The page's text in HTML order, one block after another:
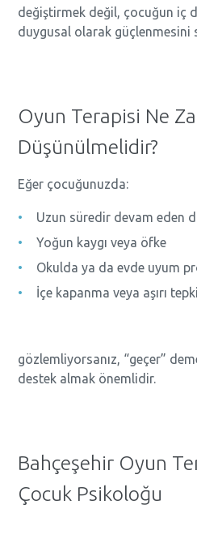
değiştirmek değil, çocuğun iç
duygusal olarak güçlenmesini
Oyun Terapisi Ne
Düşünülmelidir?
Eğer çocuğunuzda:
Uzun süredir devam eden
Yoğun kaygı veya öfke
Okulda ya da evde uyum
İçe kapanma veya aşırı
gözlemliyorsanız, “geçer”
destek almak önemlidir.
Bahçeşehir Oyun
Çocuk Psikoloğu